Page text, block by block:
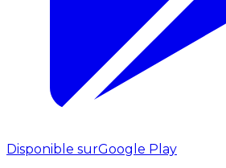
Disponible surGoogle Play